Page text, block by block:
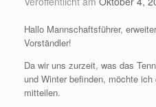
Hallo Mannschaftsführer,
Vorständler!
Da wir uns zurzeit, was das
und Winter befinden, möchte
mitteilen.